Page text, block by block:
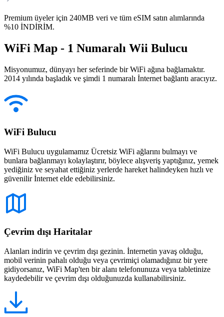
Premium üyeler için 240MB veri ve tüm eSIM satın alımlarında
%10 İNDİRİM.
WiFi Map - 1 Numaralı Wii Bulucu
Misyonumuz, dünyayı her seferinde bir WiFi ağına bağlamaktır.
2014 yılında başladık ve şimdi 1 numaralı İnternet bağlantı aracıyız.
WiFi Bulucu
WiFi Bulucu uygulamamız Ücretsiz WiFi ağlarını bulmayı ve
bunlara bağlanmayı kolaylaştırır, böylece alışveriş yaptığınız, yemek
yediğiniz ve seyahat ettiğiniz yerlerde hareket halindeyken hızlı ve
güvenilir İnternet elde edebilirsiniz.
Çevrim dışı Haritalar
Alanları indirin ve çevrim dışı gezinin. İnternetin yavaş olduğu,
mobil verinin pahalı olduğu veya çevrimiçi olamadığınız bir yere
gidiyorsanız, WiFi Map'ten bir alanı telefonunuza veya tabletinize
kaydedebilir ve çevrim dışı olduğunuzda kullanabilirsiniz.